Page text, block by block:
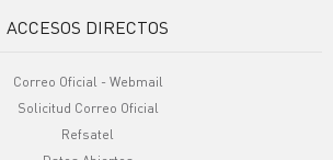
ACCESOS DIRECTOS
Correo Oficial - Webmail
Solicitud Correo Oficial
Refsatel